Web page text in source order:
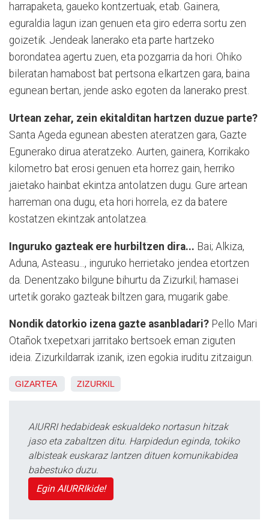
harrapaketa, gaueko kontzertuak, etab. Gainera,
eguraldia lagun izan genuen eta giro ederra sortu zen
goizetik. Jendeak lanerako eta parte hartzeko
borondatea agertu zuen, eta pozgarria da hori. Ohiko
bileratan hamabost bat pertsona elkartzen gara, baina
egunean bertan, jende asko egoten da lanerako prest.
Urtean zehar, zein ekitalditan hartzen duzue parte?
Santa Ageda egunean abesten ateratzen gara, Gazte
Egunerako dirua ateratzeko. Aurten, gainera, Korrikako
kilometro bat erosi genuen eta horrez gain, herriko
jaietako hainbat ekintza antolatzen dugu. Gure artean
harreman ona dugu, eta hori horrela, ez da batere
kostatzen ekintzak antolatzea.
Inguruko gazteak ere hurbiltzen dira... Bai; Alkiza,
Aduna, Asteasu..., inguruko herrietako jendea etortzen
da. Denentzako bilgune bihurtu da Zizurkil; hamasei
urtetik gorako gazteak biltzen gara, mugarik gabe.
Nondik datorkio izena gazte asanbladari? Pello Mari
Otañok txepetxari jarritako bertsoek eman ziguten
ideia. Zizurkildarrak izanik, izen egokia iruditu zitzaigun.
GIZARTEA ZIZURKIL
AIURRI hedabideak eskualdeko nortasun hitzak
jaso eta zabaltzen ditu. Harpidedun eginda, tokiko
albisteak euskaraz lantzen dituen komunikabidea
babestuko duzu.
Egin AIURRIkide!